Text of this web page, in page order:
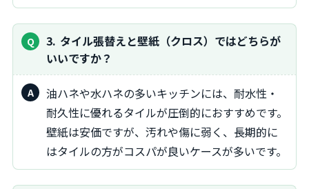
3 タイル張替えと壁紙（クロス）ではどちらが
いいですか？
油ハネや水ハネの多いキッチンには、耐水性・
耐久性に優れるタイルが圧倒的におすすめです。
壁紙は安価ですが、汚れや傷に弱く、長期的に
はタイルの方がコスパが良いケースが多いです。